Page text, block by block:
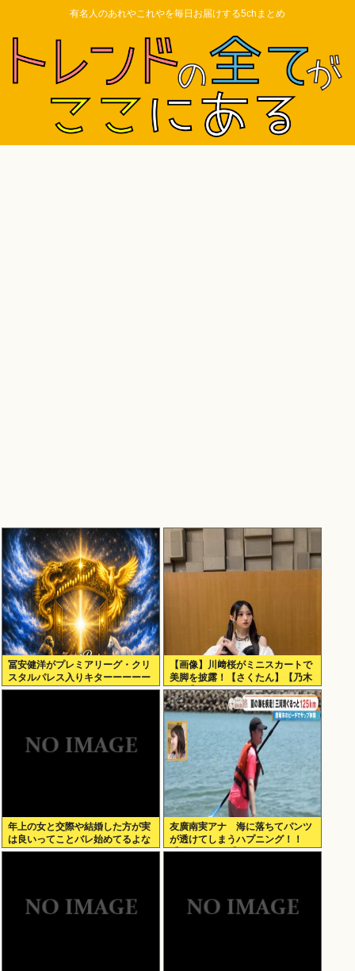
有名人のあれやこれやを毎日お届けする5chまとめ
冨安健洋がプレミアリーグ・クリ
スタルパレス入りキターーーーー
ー！
【画像】川﨑桜がミニスカートで
美脚を披露！【さくたん】【乃木
坂46】
年上の女と交際や結婚した方が実
は良いってことバレ始めてるよな
友廣南実アナ 海に落ちてパンツ
が透けてしまうハプニング！！
【GIF動画あり】